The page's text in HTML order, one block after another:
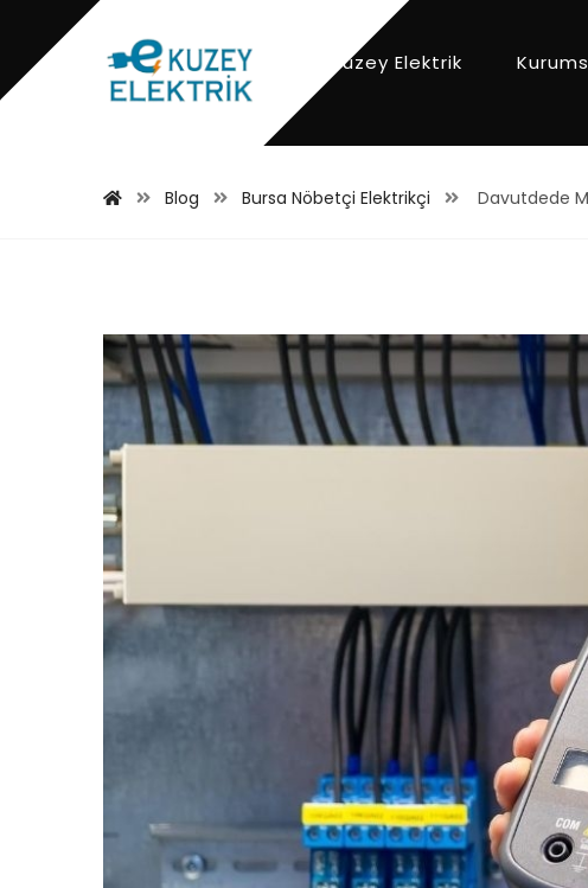
Kuzey Elektrik
Blog Bursa Nöbetçi Elektrikçi Davutdede